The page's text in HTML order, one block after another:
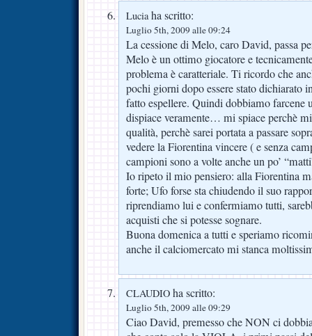
Luciaha scritto:
Luglio 5th, 2009 alle 09:24
La cessione di Melo, caro David, passa
Melo è un ottimo giocatore e
problema è caratteriale. Ti ricordo che
pochi giorni dopo essere stato dichiarato
fatto espellere. Quindi dobbiamo farcene
dispiace veramente… mi spiace perchè
qualità, perchè sarei portata a passare
vedere la Fiorentina vincere ( e senza
campioni sono a volte anche un po’
Io ripeto il mio pensiero: alla Fiorentina
forte; Ufo forse sta chiudendo il suo
riprendiamo lui e confermiamo tutti,
acquisti che si potesse sognare.
Buona domenica a tutti e speriamo
anche il calciomercato mi stanca
CLAUDIO ha scritto:
Luglio 5th, 2009 alle 09:29
Ciao David, premesso che NON ci